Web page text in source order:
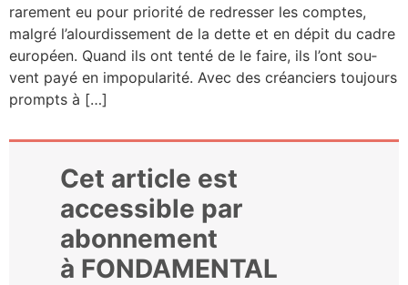
rare­ment eu pour prio­ri­té de redres­ser les comptes,
mal­gré l’alourdissement de la dette et en dépit du cadre
euro­péen. Quand ils ont ten­té de le faire, ils l’ont sou­
vent payé en impo­pu­la­ri­té. Avec des créan­ciers tou­jours
prompts à […]
Cet article est
accessible par
abonnement
à FONDAMENTAL